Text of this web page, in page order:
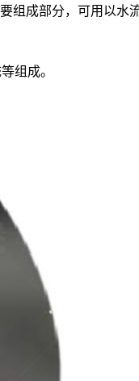
组成部分，可用以
组成。